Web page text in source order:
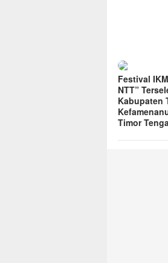
Festival
NTT”
Kabupaten
Timor